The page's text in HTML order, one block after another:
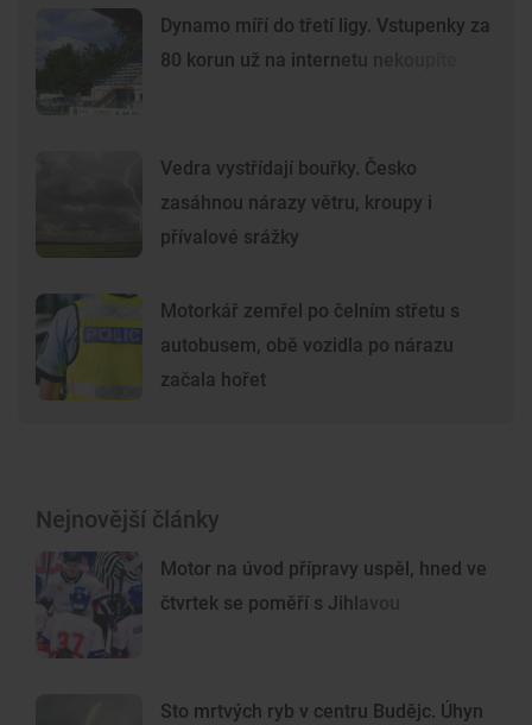
Dynamo míří do třetí ligy. Vstupenky za
80 korun už na internetu nekoupíte
Vedra vystřídají bouřky. Česko
zasáhnou nárazy větru, kroupy i
přívalové srážky
Motorkář zemřel po čelním střetu s
autobusem, obě vozidla po nárazu
začala hořet
Nejnovější články
Motor na úvod přípravy uspěl, hned ve
čtvrtek se poměří s Jihlavou
Sto mrtvých ryb v centru Budějc. Úhyn